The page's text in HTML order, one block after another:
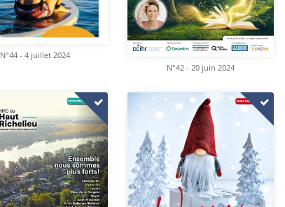
N°44 - 4 juillet 2024
N°42 - 20 juin 2024